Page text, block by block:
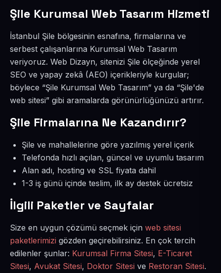
Şile Kurumsal Web Tasarım Hizmeti
İstanbul Şile bölgesinin esnafına, firmalarına ve
serbest çalışanlarına Kurumsal Web Tasarım
veriyoruz. Web Dizayn, sitenizi Şile ölçeğinde yerel
SEO ve yapay zekâ (AEO) içerikleriyle kurgular;
böylece “Şile Kurumsal Web Tasarım” ya da “Şile'de
web sitesi” gibi aramalarda görünürlüğünüzü artırır.
Şile Firmalarına Ne Kazandırır?
Şile ve mahallelerine göre yazılmış yerel içerik
Telefonda hızlı açılan, güncel ve uyumlu tasarım
Alan adı, hosting ve SSL fiyata dahil
1-3 iş günü içinde teslim, ilk ay destek ücretsiz
İlgili Paketler ve Sayfalar
Size en uygun çözümü seçmek için web sitesi
paketlerimizi gözden geçirebilirsiniz. En çok tercih
edilenler şunlar: Kurumsal Firma Sitesi, E-Ticaret
Sitesi, Avukat Sitesi, Doktor Sitesi ve Restoran Sitesi.